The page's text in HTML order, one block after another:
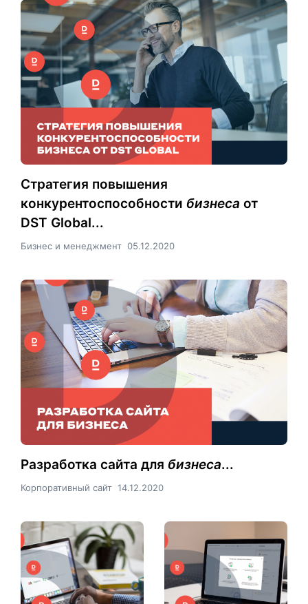
Стратегия повышения
конкурентоспособности бизнеса от
DST Global...
Бизнес и менеджмент 05.12.2020
Разработка сайта для бизнеса...
Корпоративный сайт 14.12.2020